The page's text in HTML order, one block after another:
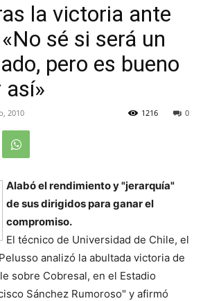
la victoria ante
sé si será un
pero es bueno
así»
2010 0
1216
Alabó el rendimiento y "jerarquía"
de sus dirigidos para ganar el
compromiso.
El técnico de Universidad de Chile, el
analizó la abultada victoria de
sobre Cobresal, en el Estadio
Sánchez Rumoroso" y afirmó